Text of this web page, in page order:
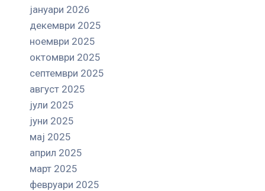
јануари 2026
декември 2025
ноември 2025
октомври 2025
септември 2025
август 2025
јули 2025
јуни 2025
мај 2025
април 2025
март 2025
февруари 2025